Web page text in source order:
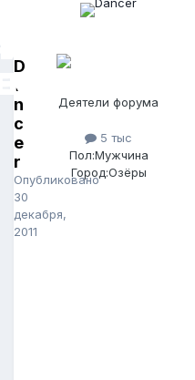
D
a
n
c
e
r
Опубликовано
30
декабря,
2011
Деятели форума
5 тыс
Пол:Мужчина
Город:Озёры